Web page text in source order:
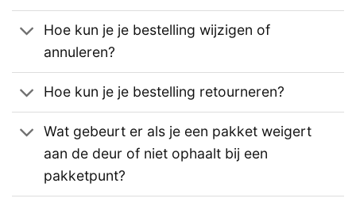
Hoe kun je je bestelling wijzigen of
annuleren?
Hoe kun je je bestelling retourneren?
Wat gebeurt er als je een pakket weigert
aan de deur of niet ophaalt bij een
pakketpunt?